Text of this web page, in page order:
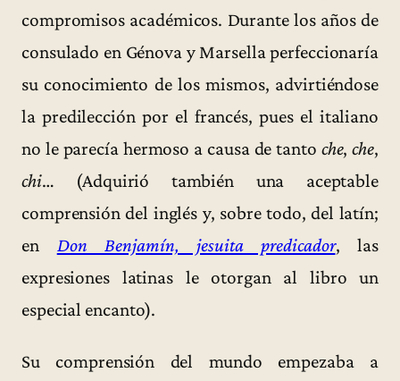
compromisos académicos. Durante los años de
consulado en Génova y Marsella perfeccionaría
su conocimiento de los mismos, advirtiéndose
la predilección por el francés, pues el italiano
no le parecía hermoso a causa de tanto che,che,
chi… (Adquirió también una aceptable
comprensión del inglés y, sobre todo, del latín;
en Don Benjamín, jesuita predicador, las
expresiones latinas le otorgan al libro un
especial encanto).
Su comprensión del mundo empezaba a